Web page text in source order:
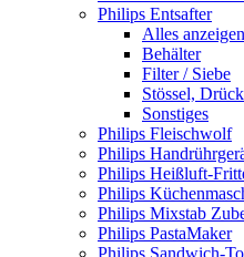
Philips Entsafter
Alles
Behälter
Filter / Siebe
Stössel,
Sonstiges
Philips Fleischwolf
Philips
Philips Heißluft-
Philips
Philips Mixstab
Philips PastaMaker
Philips Sandwich-